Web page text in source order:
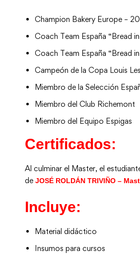
Champion Bakery Europe –
Coach Team España “Bread
Coach Team España “Bread
Campeón de la Copa Louis
Miembro de la Selección
Miembro del Club Richemont
Miembro del Equipo Espigas
Certificados:
Al culminar el Master, el
de JOSÉ ROLDÁN TRIVIÑO –
Incluye:
Material didáctico
Insumos para cursos